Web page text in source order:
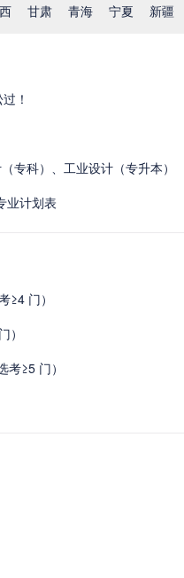
甘肃 青海 宁夏 新疆
！
专科）、工业设计（专升本）
业计划表
≥4 门）
≥5 门）